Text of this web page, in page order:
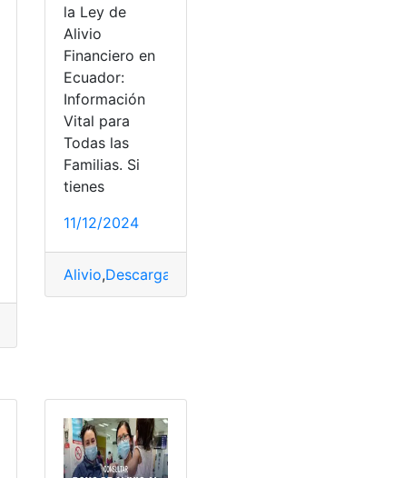
la Ley de
Alivio
Financiero en
Ecuador:
Información
Vital para
Todas las
Familias. Si
tienes
11/12/2024
Alivio,Descargar